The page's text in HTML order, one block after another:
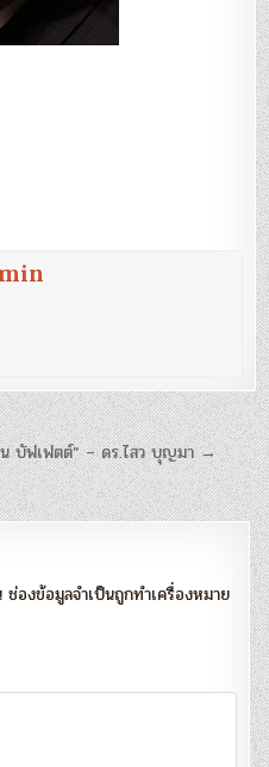
บัฟเฟตต์” – ดร.ไสว บุญมา →
ช่องข้อมูลจำเป็นถูกทำเครื่องหมาย